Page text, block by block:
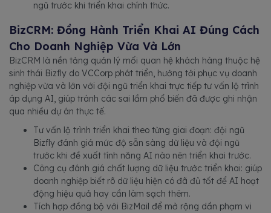
ngũ trước khi triển khai chính thức.
BizCRM: Đồng Hành Triển Khai AI Đúng Cách
Cho Doanh Nghiệp Vừa Và Lớn
BizCRM là nền tảng quản lý mối quan hệ khách hàng thuộc hệ
sinh thái Bizfly do VCCorp phát triển, hướng tới phục vụ doanh
nghiệp vừa và lớn với đội ngũ triển khai trực tiếp tư vấn lộ trình
áp dụng AI, giúp tránh các sai lầm phổ biến đã được ghi nhận
qua nhiều dự án thực tế.
Tư vấn lộ trình triển khai theo từng giai đoạn: đội ngũ
Bizfly đánh giá mức độ sẵn sàng dữ liệu và đội ngũ
trước khi đề xuất tính năng AI nào nên triển khai trước.
Công cụ đánh giá chất lượng dữ liệu trước triển khai: giúp
doanh nghiệp biết rõ dữ liệu hiện có đã đủ tốt để AI hoạt
động hiệu quả hay cần làm sạch thêm.
Tích hợp đồng bộ với BizMail để mở rộng dần phạm vi